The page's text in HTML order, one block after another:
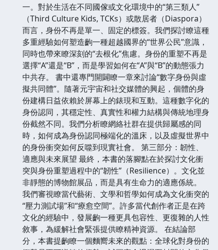
一。對於生活在不同國傢或文化環境中的“第三類人”
（Third Culture Kids, TCKs）或散居者（Diaspora）
而言，身份不再是單一、固定的標簽。我們探討瞭這種
多重經驗如何塑造齣一種超越國界的“世界公民”意識，
同時也帶來瞭深刻的“去根化”焦慮。身份的重塑不再是
選擇“A”還是“B”，而是學習如何在“A”與“B”的動態張力
中共存。 書中還專門開闢瞭一章來討論“數字身份與虛
擬共同體”。隨著元宇宙和社交媒體的興起，個體的身
份建構日益依賴於屏幕上的錶現和互動。這種數字化的
身份認同，其穩定性、真實性和權力結構與傳統地理身
份截然不同。我們分析瞭網絡社群在提供歸屬感的同
時，如何成為身份認同極端化的溫床，以及虛擬世界中
的身份衝突如何反噬到現實社會。 第三部分：韌性、
適應與未來展望 最終，本書的落腳點在於探討文化衝
突與身份重塑過程中的“韌性”（Resilience）。文化並
非靜態的博物館展品，而是具有生命力的適應係統。
我們審視瞭當代藝術、文學和哲學如何成為文化衝突的
“壓力測試場”和“療愈空間”。許多當代創作者正是在跨
文化的經驗中，發展齣一種更具包容性、更復雜的人性
敘事，為緩解社會緊張提供瞭精神資源。 在結論部
分，本書提齣瞭一個麵嚮未來的觀點：全球化對身份的